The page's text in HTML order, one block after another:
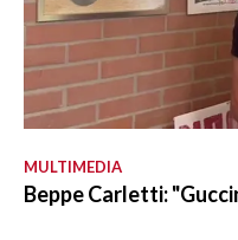
MULTIMEDIA
Beppe Carletti: